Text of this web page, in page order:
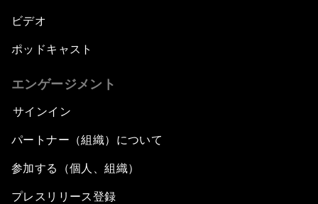
ビデオ
ポッドキャスト
エンゲージメント
サインイン
パートナー（組織）について
参加する（個人、組織）
プレスリリース登録